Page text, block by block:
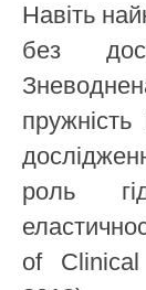
Навіть
без
роль
of Clinical